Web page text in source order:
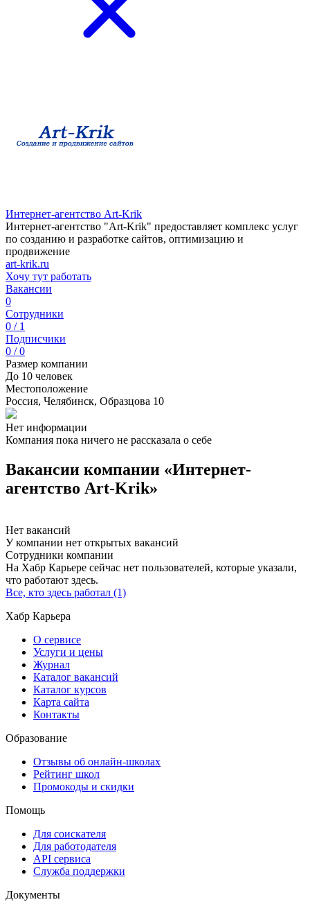
Интернет-агентство Art-Krik
Интернет-агентство "Art-Krik" предоставляет комплекс услуг
по созданию и разработке сайтов, оптимизацию и
продвижение
art-krik.ru
Хочу тут работать
Вакансии
0
Сотрудники
0 / 1
Подписчики
0 / 0
Размер компании
До 10 человек
Местоположение
Россия, Челябинск, Образцова 10
Нет информации
Компания пока ничего не рассказала о себе
Вакансии компании «Интернет-
агентство Art-Krik»
Нет вакансий
У компании нет открытых вакансий
Сотрудники компании
На Хабр Карьере сейчас нет пользователей, которые указали,
что работают здесь.
Все, кто здесь работал (1)
Хабр Карьера
О сервисе
Услуги и цены
Журнал
Каталог вакансий
Каталог курсов
Карта сайта
Контакты
Образование
Отзывы об онлайн-школах
Рейтинг школ
Промокоды и скидки
Помощь
Для соискателя
Для работодателя
API сервиса
Служба поддержки
Документы